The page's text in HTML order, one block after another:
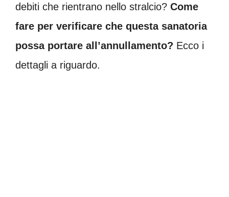
debiti che rientrano nello stralcio? Come
fare per verificare che questa sanatoria
possa portare all’annullamento? Ecco i
dettagli a riguardo.